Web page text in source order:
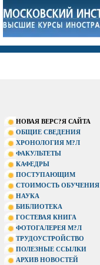
НОВАЯ ВЕРС?Я САЙТА
ОБЩИЕ СВЕДЕНИЯ
ХРОНОЛОГИЯ М?Л
ФАКУЛЬТЕТЫ
КАФЕДРЫ
ПОСТУПАЮЩИМ
СТОИМОСТЬ ОБУЧЕНИЯ
НАУКА
БИБЛИОТЕКА
ГОСТЕВАЯ КНИГА
ФОТОГАЛЕРЕЯ М?Л
ТРУДОУСТРОЙСТВО
ПОЛЕЗНЫЕ ССЫЛКИ
АРХИВ НОВОСТЕЙ